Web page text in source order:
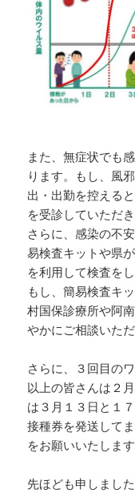
また、無症状でも
ります。もし、風
出・出勤を控える
を受診していただ
さらに、感染の不
易検査キットや県
を利用して検査を
もし、簡易検査キ
村国保診療所や阿
やかにご相談いた
さらに、３回目の
以上の皆さんは２
は３月１３日と１
接種券を発送して
をお願いいたします
先ほども申しまし